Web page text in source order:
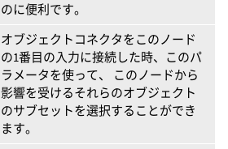
のに便利です。
オブジェクトコネクタをこのノード
の1番目の入力に接続した時、このパ
ラメータを使って、 このノードから
影響を受けるそれらのオブジェクト
のサブセットを選択することができ
ます。